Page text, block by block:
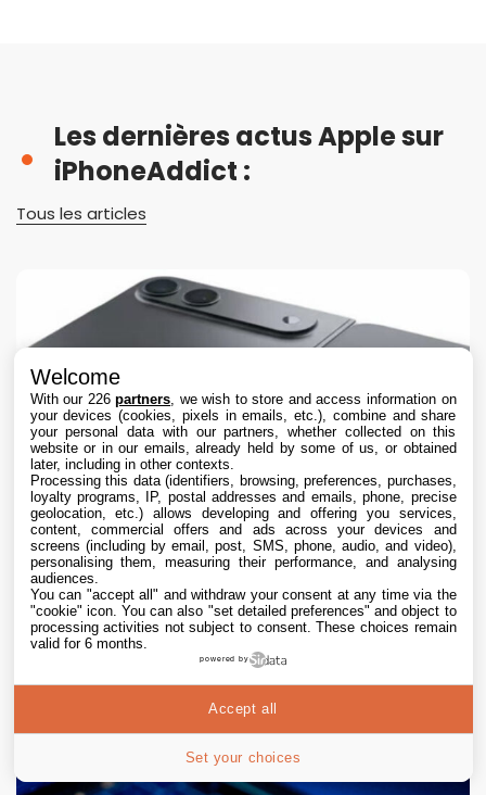
Les dernières actus Apple sur
iPhoneAddict :
Tous les articles
iPhone Ultra pliable : les deux coloris se
dévoilent en images
9 Aug. 2026 • 8:04
Welcome
With our 226partners , we wish to store and access information on
your devices (cookies, pixels in emails, etc.), combine and share
your personal data with our partners, whether collected on this
website or in our emails, already held by some of us, or obtained
later, including in other contexts.
Processing this data (identifiers, browsing, preferences, purchases,
loyalty programs, IP, postal addresses and emails, phone, precise
geolocation, etc.) allows developing and offering you services,
content, commercial offers and ads across your devices and
screens (including by email, post, SMS, phone, audio, and video),
personalising them, measuring their performance, and analysing
audiences.
You can "accept all" and withdraw your consent at any time via the
"cookie" icon. You can also "set detailed preferences" and object to
processing activities not subject to consent. These choices remain
valid for 6 months.
powered by
Set your choices
Accept all